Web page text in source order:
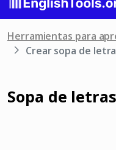
Herramientas para
Crear sopa de
Sopa de